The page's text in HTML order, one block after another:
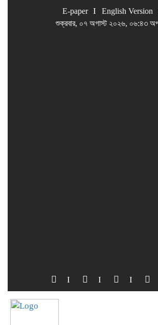
E-paper
English Version
শুক্রবার, ০৭ অগাস্ট ২০২৬, ০৬:৪৩